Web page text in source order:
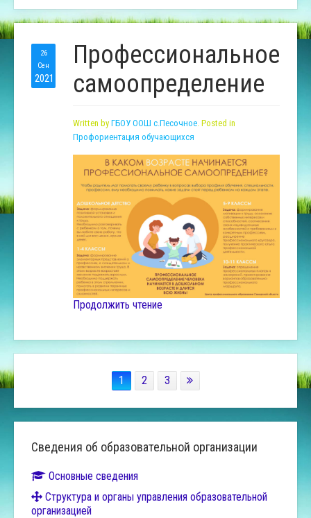
26
Сен
2021
Профессиональное
самоопределение
Written by ГБОУ ООШ с.Песочное. Posted in
Профориентация обучающихся
Продолжить чтение
1 2 3
Сведения об образовательной организации
Основные сведения
Структура и органы управления образовательной
организацией